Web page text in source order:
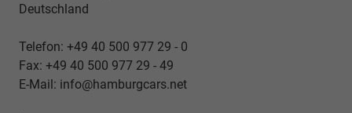
Deutschland
Telefon: +49 40 500 977 29 - 0
Fax: +49 40 500 977 29 - 49
E-Mail: info@hamburgcars.net